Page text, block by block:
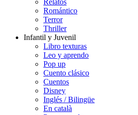
Relatos
Romántico
Terror
Thriller
Infantil y Juvenil
Libro texturas
Leo y aprendo
Pop up
Cuento clásico
Cuentos
Disney
Inglés / Bilingüe
En català